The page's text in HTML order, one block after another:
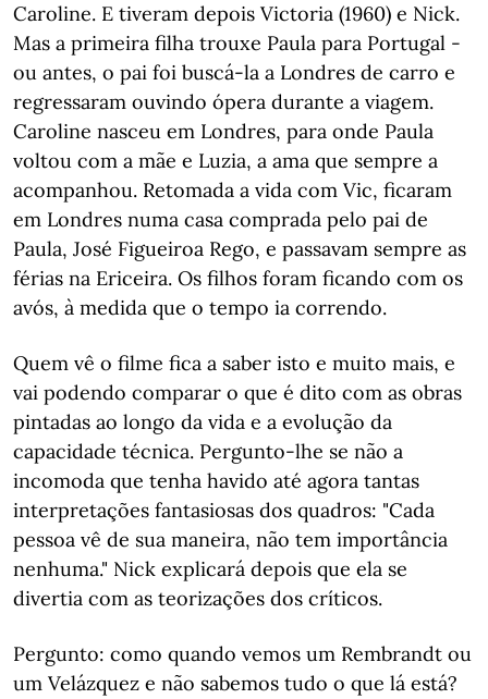
Caroline. E tiveram depois Victoria (1960) e Nick.
Mas a primeira filha trouxe Paula para Portugal -
ou antes, o pai foi buscá-la a Londres de carro e
regressaram ouvindo ópera durante a viagem.
Caroline nasceu em Londres, para onde Paula
voltou com a mãe e Luzia, a ama que sempre a
acompanhou. Retomada a vida com Vic, ficaram
em Londres numa casa comprada pelo pai de
Paula, José Figueiroa Rego, e passavam sempre as
férias na Ericeira. Os filhos foram ficando com os
avós, à medida que o tempo ia correndo.
Quem vê o filme fica a saber isto e muito mais, e
vai podendo comparar o que é dito com as obras
pintadas ao longo da vida e a evolução da
capacidade técnica. Pergunto-lhe se não a
incomoda que tenha havido até agora tantas
interpretações fantasiosas dos quadros: "Cada
pessoa vê de sua maneira, não tem importância
nenhuma." Nick explicará depois que ela se
divertia com as teorizações dos críticos.
Pergunto: como quando vemos um Rembrandt ou
um Velázquez e não sabemos tudo o que lá está?